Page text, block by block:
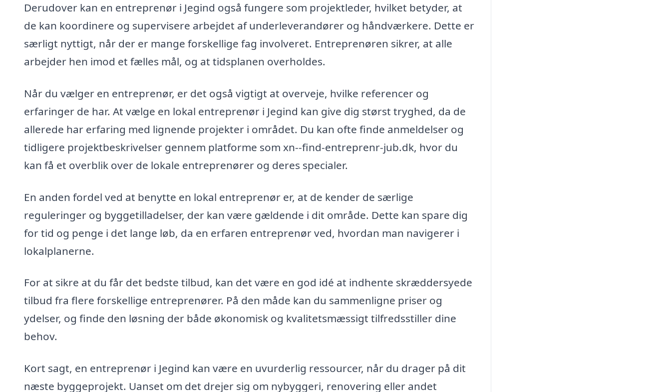
Derudover kan en entreprenør i Jegind også fungere som projektleder, hvilket betyder, at
de kan koordinere og supervisere arbejdet af underleverandører og håndværkere. Dette er
særligt nyttigt, når der er mange forskellige fag involveret. Entreprenøren sikrer, at alle
arbejder hen imod et fælles mål, og at tidsplanen overholdes.
Når du vælger en entreprenør, er det også vigtigt at overveje, hvilke referencer og
erfaringer de har. At vælge en lokal entreprenør i Jegind kan give dig størst tryghed, da de
allerede har erfaring med lignende projekter i området. Du kan ofte finde anmeldelser og
tidligere projektbeskrivelser gennem platforme som xn--find-entreprenr-jub.dk, hvor du
kan få et overblik over de lokale entreprenører og deres specialer.
En anden fordel ved at benytte en lokal entreprenør er, at de kender de særlige
reguleringer og byggetilladelser, der kan være gældende i dit område. Dette kan spare dig
for tid og penge i det lange løb, da en erfaren entreprenør ved, hvordan man navigerer i
lokalplanerne.
For at sikre at du får det bedste tilbud, kan det være en god idé at indhente skræddersyede
tilbud fra flere forskellige entreprenører. På den måde kan du sammenligne priser og
ydelser, og finde den løsning der både økonomisk og kvalitetsmæssigt tilfredsstiller dine
behov.
Kort sagt, en entreprenør i Jegind kan være en uvurderlig ressourcer, når du drager på dit
næste byggeprojekt. Uanset om det drejer sig om nybyggeri, renovering eller andet